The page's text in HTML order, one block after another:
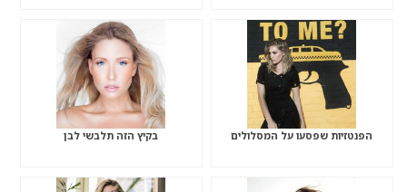
הפנטזיות שפסעו על המסלולים בקיץ הזה תלבשי לבן